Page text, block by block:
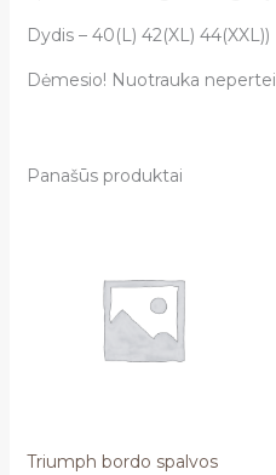
Dydis – 40(L) 42(XL) 44(XXL))
Dėmesio! Nuotrauka
Panašūs produktai
Triumph bordo spalvos